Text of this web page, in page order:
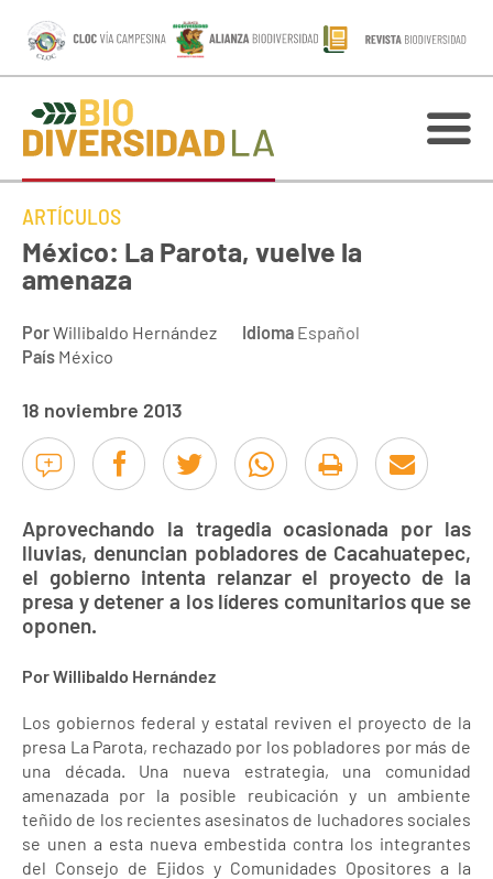
ARTÍCULOS
México: La Parota, vuelve la
amenaza
PorWillibaldo Hernández Idioma Español
País México
18 noviembre 2013
Aprovechando la tragedia ocasionada por las
lluvias, denuncian pobladores de Cacahuatepec,
el gobierno intenta relanzar el proyecto de la
presa y detener a los líderes comunitarios que se
oponen.
Por Willibaldo Hernández
Los gobiernos federal y estatal reviven el proyecto de la
presa La Parota, rechazado por los pobladores por más de
una década. Una nueva estrategia, una comunidad
amenazada por la posible reubicación y un ambiente
teñido de los recientes asesinatos de luchadores sociales
se unen a esta nueva embestida contra los integrantes
del Consejo de Ejidos y Comunidades Opositores a la